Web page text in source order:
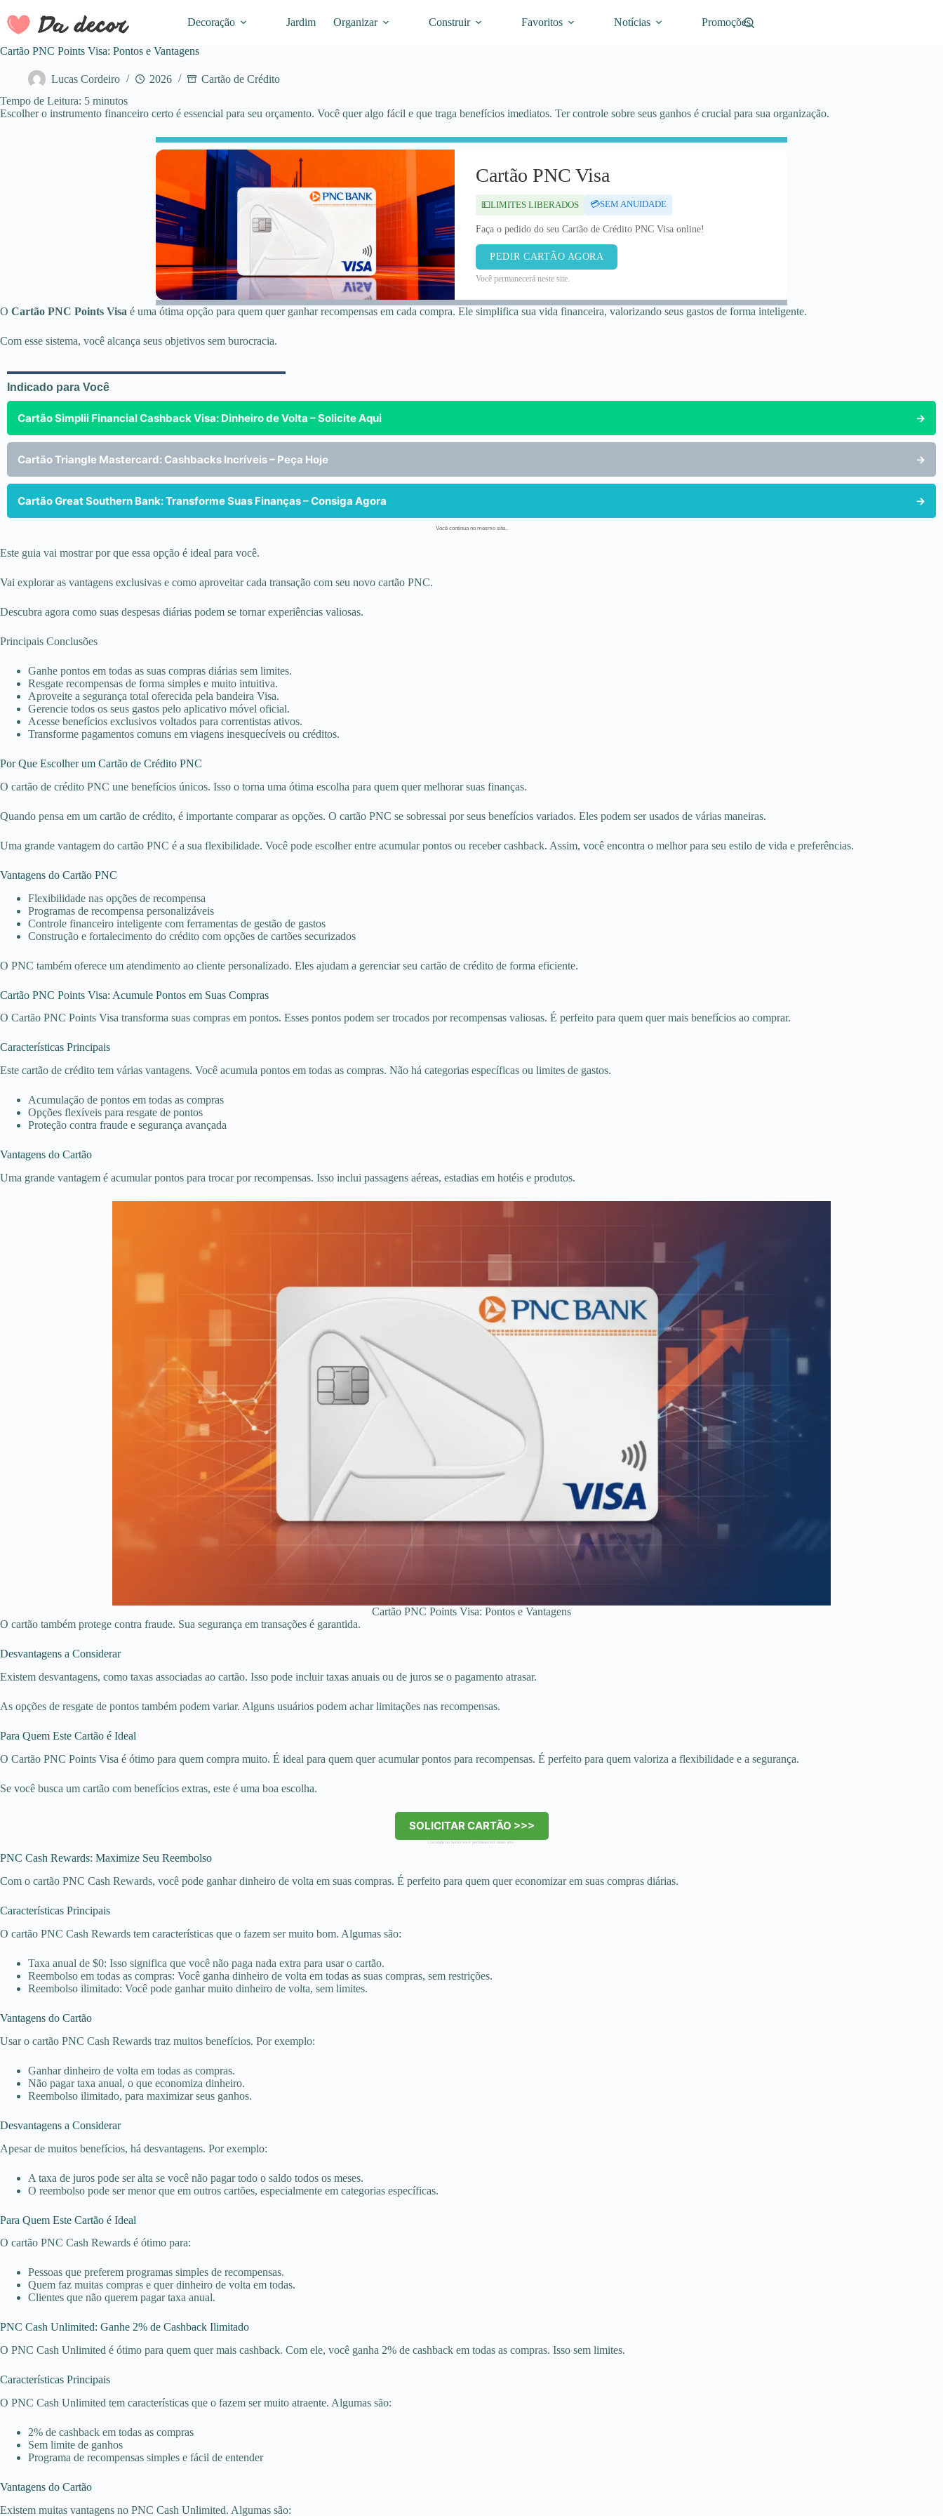
para
Decoração Jardim Organizar Construir Favoritos Notícias Promoções
Cartão PNC Points Visa: Pontos e Vantagens
Lucas Cordeiro 2026
Cartão de Crédito
Tempo de Leitura: 5 minutos
Escolher o instrumento financeiro certo é essencial para seu orçamento. Você quer algo fácil e que traga benefícios imediatos. Ter controle sobre seus ganhos é crucial para sua organização.
Cartão PNC Visa
💵LIMITES LIBERADOS 💳SEM ANUIDADE
Faça o pedido do seu Cartão de Crédito PNC Visa online!
PEDIR CARTÃO AGORA
Você permanecerá neste site.
O Cartão PNC Points Visa é uma ótima opção para quem quer ganhar recompensas em cada compra. Ele simplifica sua vida financeira, valorizando seus gastos de forma inteligente.
Com esse sistema, você alcança seus objetivos sem burocracia.
Indicado para Você
Cartão Simplii Financial Cashback Visa: Dinheiro de Volta – Solicite Aqui →
Cartão Triangle Mastercard: Cashbacks Incríveis – Peça Hoje →
Cartão Great Southern Bank: Transforme Suas Finanças – Consiga Agora →
Você continua no mesmo site..
Este guia vai mostrar por que essa opção é ideal para você.
Vai explorar as vantagens exclusivas e como aproveitar cada transação com seu novo cartão PNC.
Descubra agora como suas despesas diárias podem se tornar experiências valiosas.
Principais Conclusões
Ganhe pontos em todas as suas compras diárias sem limites.
Resgate recompensas de forma simples e muito intuitiva.
Aproveite a segurança total oferecida pela bandeira Visa.
Gerencie todos os seus gastos pelo aplicativo móvel oficial.
Acesse benefícios exclusivos voltados para correntistas ativos.
Transforme pagamentos comuns em viagens inesquecíveis ou créditos.
Por Que Escolher um Cartão de Crédito PNC
O cartão de crédito PNC une benefícios únicos. Isso o torna uma ótima escolha para quem quer melhorar suas finanças.
Quando pensa em um cartão de crédito, é importante comparar as opções. O cartão PNC se sobressai por seus benefícios variados. Eles podem ser usados de várias maneiras.
Uma grande vantagem do cartão PNC é a sua flexibilidade. Você pode escolher entre acumular pontos ou receber cashback. Assim, você encontra o melhor para seu estilo de vida e preferências.
Vantagens do Cartão PNC
Flexibilidade nas opções de recompensa
Programas de recompensa personalizáveis
Controle financeiro inteligente com ferramentas de gestão de gastos
Construção e fortalecimento do crédito com opções de cartões securizados
O PNC também oferece um atendimento ao cliente personalizado. Eles ajudam a gerenciar seu cartão de crédito de forma eficiente.
Cartão PNC Points Visa: Acumule Pontos em Suas Compras
O Cartão PNC Points Visa transforma suas compras em pontos. Esses pontos podem ser trocados por recompensas valiosas. É perfeito para quem quer mais benefícios ao comprar.
Características Principais
Este cartão de crédito tem várias vantagens. Você acumula pontos em todas as compras. Não há categorias específicas ou limites de gastos.
Acumulação de pontos em todas as compras
Opções flexíveis para resgate de pontos
Proteção contra fraude e segurança avançada
Vantagens do Cartão
Uma grande vantagem é acumular pontos para trocar por recompensas. Isso inclui passagens aéreas, estadias em hotéis e produtos.
Cartão PNC Points Visa: Pontos e Vantagens
O cartão também protege contra fraude. Sua segurança em transações é garantida.
Desvantagens a Considerar
Existem desvantagens, como taxas associadas ao cartão. Isso pode incluir taxas anuais ou de juros se o pagamento atrasar.
As opções de resgate de pontos também podem variar. Alguns usuários podem achar limitações nas recompensas.
Para Quem Este Cartão é Ideal
O Cartão PNC Points Visa é ótimo para quem compra muito. É ideal para quem quer acumular pontos para recompensas. É perfeito para quem valoriza a flexibilidade e a segurança.
Se você busca um cartão com benefícios extras, este é uma boa escolha.
SOLICITAR CARTÃO >>>
Clicando no botão você permanecerá neste site.
PNC Cash Rewards: Maximize Seu Reembolso
Com o cartão PNC Cash Rewards, você pode ganhar dinheiro de volta em suas compras. É perfeito para quem quer economizar em suas compras diárias.
Características Principais
O cartão PNC Cash Rewards tem características que o fazem ser muito bom. Algumas são:
Taxa anual de $0: Isso significa que você não paga nada extra para usar o cartão.
Reembolso em todas as compras: Você ganha dinheiro de volta em todas as suas compras, sem restrições.
Reembolso ilimitado: Você pode ganhar muito dinheiro de volta, sem limites.
Vantagens do Cartão
Usar o cartão PNC Cash Rewards traz muitos benefícios. Por exemplo:
Ganhar dinheiro de volta em todas as compras.
Não pagar taxa anual, o que economiza dinheiro.
Reembolso ilimitado, para maximizar seus ganhos.
Desvantagens a Considerar
Apesar de muitos benefícios, há desvantagens. Por exemplo:
A taxa de juros pode ser alta se você não pagar todo o saldo todos os meses.
O reembolso pode ser menor que em outros cartões, especialmente em categorias específicas.
Para Quem Este Cartão é Ideal
O cartão PNC Cash Rewards é ótimo para:
Pessoas que preferem programas simples de recompensas.
Quem faz muitas compras e quer dinheiro de volta em todas.
Clientes que não querem pagar taxa anual.
PNC Cash Unlimited: Ganhe 2% de Cashback Ilimitado
O PNC Cash Unlimited é ótimo para quem quer mais cashback. Com ele, você ganha 2% de cashback em todas as compras. Isso sem limites.
Características Principais
O PNC Cash Unlimited tem características que o fazem ser muito atraente. Algumas são:
2% de cashback em todas as compras
Sem limite de ganhos
Programa de recompensas simples e fácil de entender
Vantagens do Cartão
Existem muitas vantagens no PNC Cash Unlimited. Algumas são: